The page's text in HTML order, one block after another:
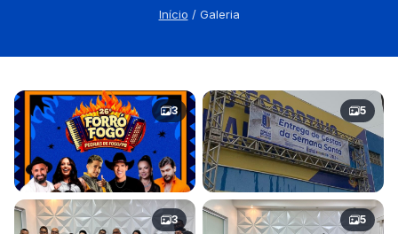
Início / Galeria
3 5
3 5